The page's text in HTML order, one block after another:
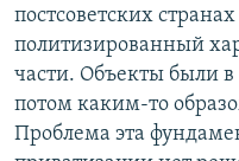
постсоветских
политизированный
части. Объекты были в
потом каким-то
Проблема эта